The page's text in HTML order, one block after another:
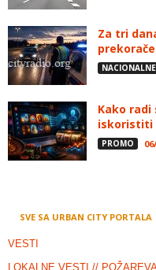
Za tri
Kako
iskoristiti
PROMO
SVE SA URBAN CITY PORTALA
VESTI
LOKALNE VESTI //